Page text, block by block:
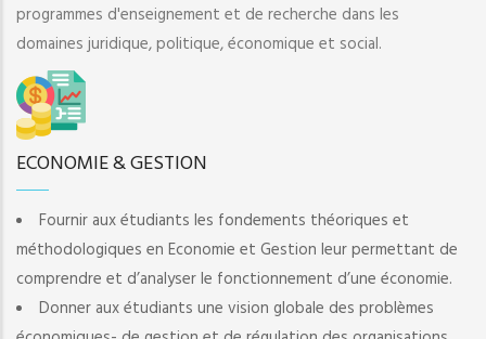
programmes d'enseignement et de recherche dans les
domaines juridique, politique, économique et social.
ECONOMIE & GESTION
Fournir aux étudiants les fondements théoriques et
méthodologiques en Economie et Gestion leur permettant de
comprendre et d’analyser le fonctionnement d’une économie.
Donner aux étudiants une vision globale des problèmes